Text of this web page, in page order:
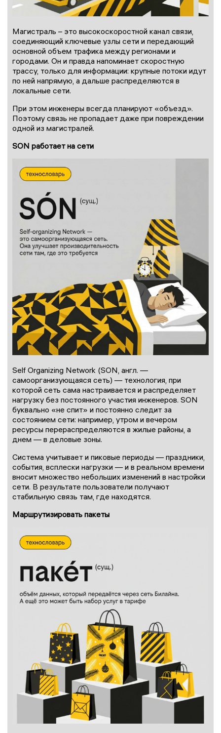
Магистраль – это высокоскоростной канал связи,
соединяющий ключевые узлы сети и передающий
основной объем трафика между регионами и
городами. Он и правда напоминает скоростную
трассу, только для информации: крупные потоки идут
по ней напрямую, а дальше распределяются в
локальные сети.
При этом инженеры всегда планируют «объезд».
Поэтому связь не пропадает даже при повреждении
одной из магистралей.
SON работает на сети
Self Organizing Network (SON, англ. —
самоорганизующаяся сеть) — технология, при
которой сеть сама настраивается и распределяет
нагрузку без постоянного участия инженеров. SON
буквально «не спит» и постоянно следит за
состоянием сети: например, утром и вечером
ресурсы перераспределяются в жилые районы, а
днем — в деловые зоны.
Система учитывает и пиковые периоды — праздники,
события, всплески нагрузки — и в реальном времени
вносит множество небольших изменений в настройки
сети. В результате пользователи получают
стабильную связь там, где находятся.
Маршрутизировать пакеты